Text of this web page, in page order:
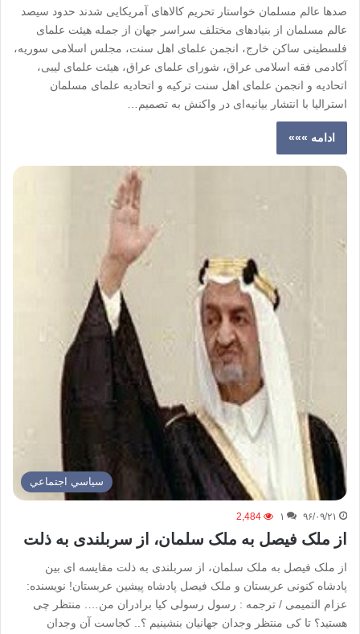
صدها عالم مسلمان خواستار تحریم کالاهای آمریکایی شدند حدود سیصد
عالم مسلمان از بنیاد‌های مختلف سراسر جهان از جمله هیئت علمای
فلسطینی ساکن خارج، انجمن علمای اهل سنت، مجلس اسلامی سوریه،
آکادمی فقه اسلامی عراق، شورای علمای عراق، هیئت علمای لیبی،
اتحادیه و انجمن علمای اهل سنت ترکیه و اتحادیه علمای مسلمان
استرالیا با انتشار بیانیه‌ای در واکنش به تصمیم…
ادامه »»»
سياسي اجتماعي
۹۶/۰۹/۲۱ ۱ 2,484
از ملک فیصل به ملک سلمان، از سربلندی به ذلت
از ملک فیصل به ملک سلمان، از سربلندی به ذلت مقایسه ای بین
پادشاه کنونی عربستان و ملک فیصل پادشاه پیشین عربستان! نویسنده:
عزام التمیمی / ترجمه : رسول رسولی کیا برادران من…. منتظر چی
هستید؟ تا کی منتظر وجدان جهانیان بنشینیم ؟.. کجاست آن وجدان